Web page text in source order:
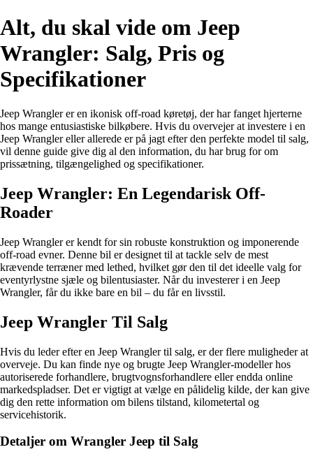
Alt, du skal vide om Jeep
Wrangler: Salg, Pris og
Specifikationer
Jeep Wrangler er en ikonisk off-road køretøj, der har fanget hjerterne
hos mange entusiastiske bilkøbere. Hvis du overvejer at investere i en
Jeep Wrangler eller allerede er på jagt efter den perfekte model til salg,
vil denne guide give dig al den information, du har brug for om
prissætning, tilgængelighed og specifikationer.
Jeep Wrangler: En Legendarisk Off-
Roader
Jeep Wrangler er kendt for sin robuste konstruktion og imponerende
off-road evner. Denne bil er designet til at tackle selv de mest
krævende terræner med lethed, hvilket gør den til det ideelle valg for
eventyrlystne sjæle og bilentusiaster. Når du investerer i en Jeep
Wrangler, får du ikke bare en bil – du får en livsstil.
Jeep Wrangler Til Salg
Hvis du leder efter en Jeep Wrangler til salg, er der flere muligheder at
overveje. Du kan finde nye og brugte Jeep Wrangler-modeller hos
autoriserede forhandlere, brugtvognsforhandlere eller endda online
markedspladser. Det er vigtigt at vælge en pålidelig kilde, der kan give
dig den rette information om bilens tilstand, kilometertal og
servicehistorik.
Detaljer om Wrangler Jeep til Salg